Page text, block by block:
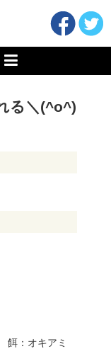
る＼(^o^)
餌：オキアミ